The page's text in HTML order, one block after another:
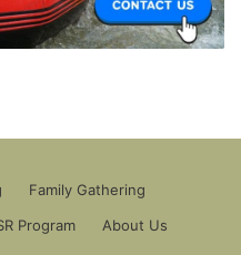
Family Gathering
Program
About Us